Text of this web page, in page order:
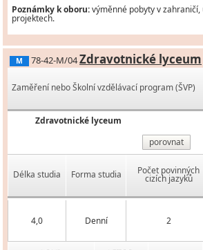
Poznámky k oboru:výměnné pobyty v
projektech.
M 78-42-M/04Zdravotnické lyceum
Zaměření nebo Školní vzdělávací program (ŠVP)
Zdravotnické lyceum
porovnat
Délka studia Forma studia Počet povinných
cizích jazyků
4,0 Denní 2